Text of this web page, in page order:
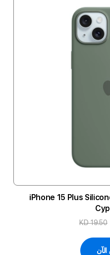
iPhone 15 Plus
KD 19.50